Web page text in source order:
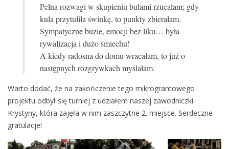
Pełna rozwagi w skupieniu bulami rzucałam; gdy
kula przytuliła świnkę, to punkty zbierałam.
Sympatyczne buzie, emocji bez liku… była
rywalizacja i dużo śmiechu!
A kiedy radosna do domu wracałam, to już o
następnych rozgrywkach myślałam.
Warto dodać, że na zakończenie tego mikrograntowego
projektu odbył się turniej z udziałem naszej zawodniczki
Krystyny, która zajęła w nim zaszczytne 2. miejsce. Serdeczne
gratulacje!